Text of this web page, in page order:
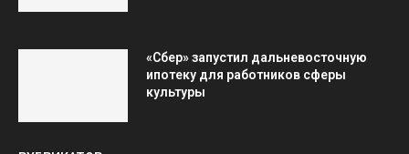
«Сбер» запустил дальневосточную
ипотеку для работников сферы
культуры